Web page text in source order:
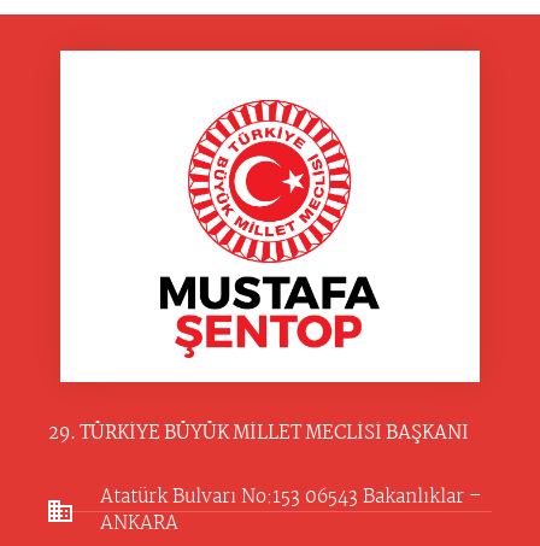
29. TÜRKİYE BÜYÜK MİLLET MECLİSİ BAŞKANI
Atatürk Bulvarı No:153 06543 Bakanlıklar –
ANKARA​